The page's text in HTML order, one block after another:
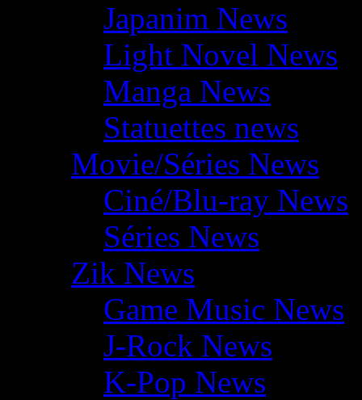
Japanim News
Light Novel News
Manga News
Statuettes news
Movie/Séries News
Ciné/Blu-ray News
Séries News
Zik News
Game Music News
J-Rock News
K-Pop News